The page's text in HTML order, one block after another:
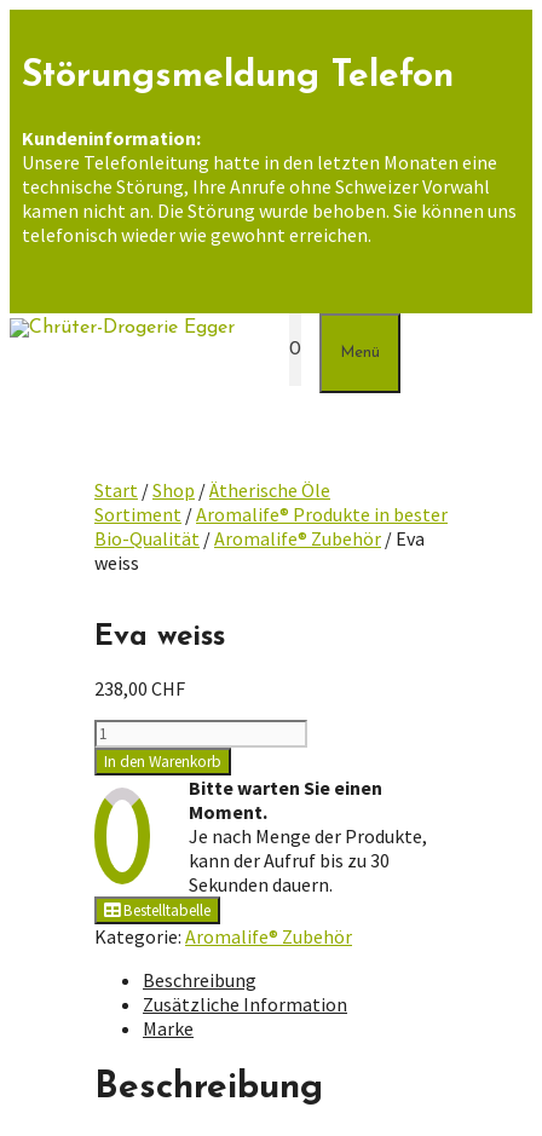
springen
Störungsmeldung Telefon
Kundeninformation:
Unsere Telefonleitung hatte in den letzten Monaten eine
technische Störung, Ihre Anrufe ohne Schweizer Vorwahl
kamen nicht an. Die Störung wurde behoben. Sie können uns
telefonisch wieder wie gewohnt erreichen.
0 Menü
Start /Shop /Ätherische Öle
Sortiment /Aromalife® Produkte in bester
Bio-Qualität /Aromalife® Zubehör / Eva
weiss
Eva weiss
238,00 CHF
Eva
weiss
Menge
In den Warenkorb
Bitte warten Sie einen
Moment.
Je nach Menge der Produkte,
kann der Aufruf bis zu 30
Sekunden dauern.
Bestelltabelle
Kategorie: Aromalife® Zubehör
Beschreibung
Zusätzliche Information
Marke
Beschreibung